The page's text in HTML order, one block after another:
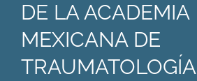
DE LA ACADEMIA
MEXICANA DE